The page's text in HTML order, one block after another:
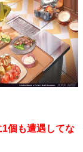
個も遭遇してな